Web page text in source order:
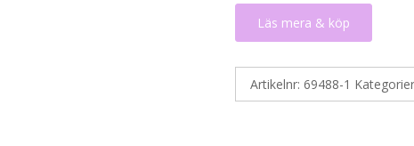
Läs mera & köp
Artikelnr: 69488-1